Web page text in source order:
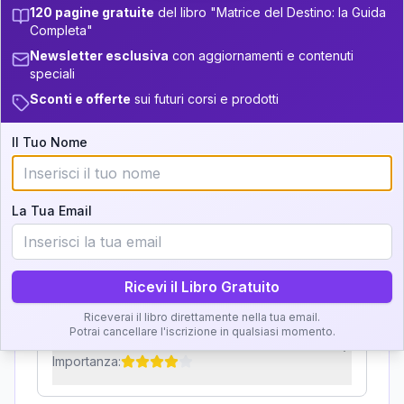
14-16 +6 10
16-17.5 +6 10
18.5-19 +
Zone della Matrice:
Analisi, Significato e
Interpretazione
Clicca su ogni zona per leggere la definizione e
l'interpretazione!
Zona del Ritratto
Importanza:
Karma Genitore-Figlio
Importanza:
120 pagine gratuite del libro "Matrice del Destino: la Guida
Completa"
Newsletter esclusiva con aggiornamenti e contenuti
speciali
Sconti e offerte sui futuri corsi e prodotti
Il Tuo Nome
La Tua Email
Ricevi il Libro Gratuito
Riceverai il libro direttamente nella tua email.
Potrai cancellare l'iscrizione in qualsiasi momento.